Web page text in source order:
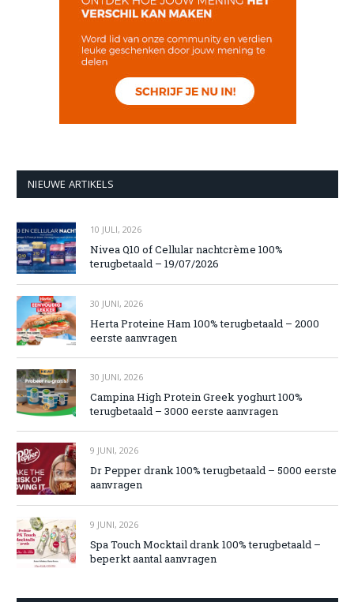
NIEUWE ARTIKELS
10 JULI, 2026
Nivea Q10 of Cellular nachtcrème 100%
terugbetaald – 19/07/2026
30 JUNI, 2026
Herta Proteine Ham 100% terugbetaald – 2000
eerste aanvragen
30 JUNI, 2026
Campina High Protein Greek yoghurt 100%
terugbetaald – 3000 eerste aanvragen
9 JUNI, 2026
Dr Pepper drank 100% terugbetaald – 5000 eerste
aanvragen
9 JUNI, 2026
Spa Touch Mocktail drank 100% terugbetaald –
beperkt aantal aanvragen